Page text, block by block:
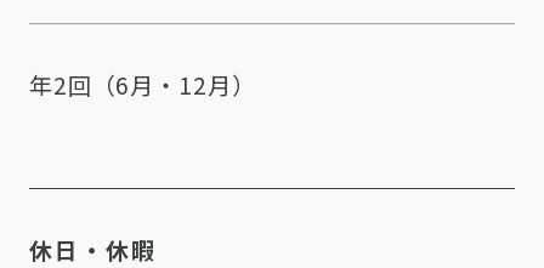
年2回（6月・12月）
休日・休暇